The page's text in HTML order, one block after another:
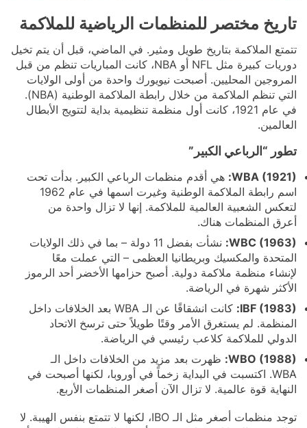
تاريخ مختصر للمنظمات الرياضية للملاكمة
تتمتع الملاكمة بتاريخ طويل ومثير. في الماضي، قبل أن يتم تخيل
دوريات كبيرة مثل NFL أو NBA، كانت المباريات تنظم من قبل
المروجين المحليين. أصبحت نيويورك واحدة من أولى الولايات
التي تنظم الملاكمة من خلال رابطة الملاكمة الوطنية (NBA).
في عام 1921، كانت أول منظمة تنظيمية بداية لتتويج الأبطال
العالمين.
تطور “الرباعي الكبير”
WBA (1921): هي أقدم منظمات الرباعي الكبير. بدأت تحت
اسم رابطة الملاكمة الوطنية وغيرت اسمها في عام 1962
لتعكس الشعبية العالمية للملاكمة. إنها لا تزال واحدة من
أعرق المنظمات هناك.
WBC (1963):
نشأت بفضل 11 دولة – بما في ذلك الولايات
المتحدة والمكسيك وبريطانيا العظمى – التي عملت معًا
لإنشاء منظمة ملاكمة دولية. أصبح حزامها الأخضر أحد الرموز
الأكثر شهرة في الرياضة.
IBF (1983):
كانت انشقاقًا عن الـ WBA بعد الخلافات داخل
المنظمة. لم يستغرق الأمر وقتًا طويلاً حتى ترسخ الاتحاد
الدولي للملاكمة كلاعب رئيسي في الرياضة.
WBO (1988): ظهرت بعد مزيد من الخلافات داخل الـ
WBA. اكتسبت في البداية زخماً في أوروبا، لكنها أصبحت في
النهاية قوة عالمية. لا تزال الآن أصغر المنظمات الأربع.
توجد منظمات أصغر مثل الـ IBO، لكنها لا تتمتع بنفس الهيبة. لا